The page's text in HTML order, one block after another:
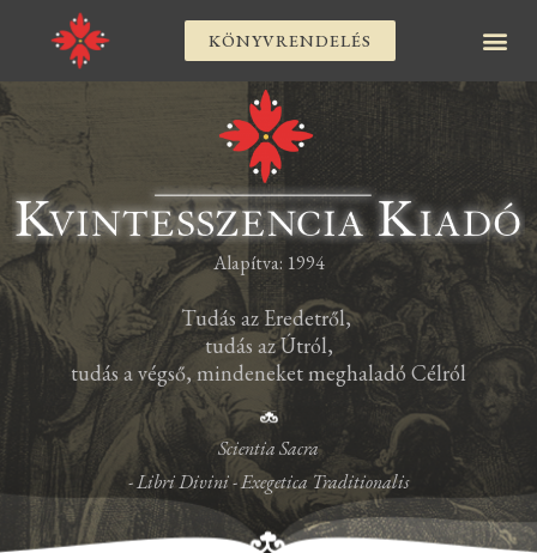
KÖNYVRENDELÉS
Alapítva: 1994
Tudás az Eredetről,
tudás az Útról,
tudás a végső, mindeneket meghaladó Célról
Scientia Sacra
- Libri Divini - Exegetica Traditionalis